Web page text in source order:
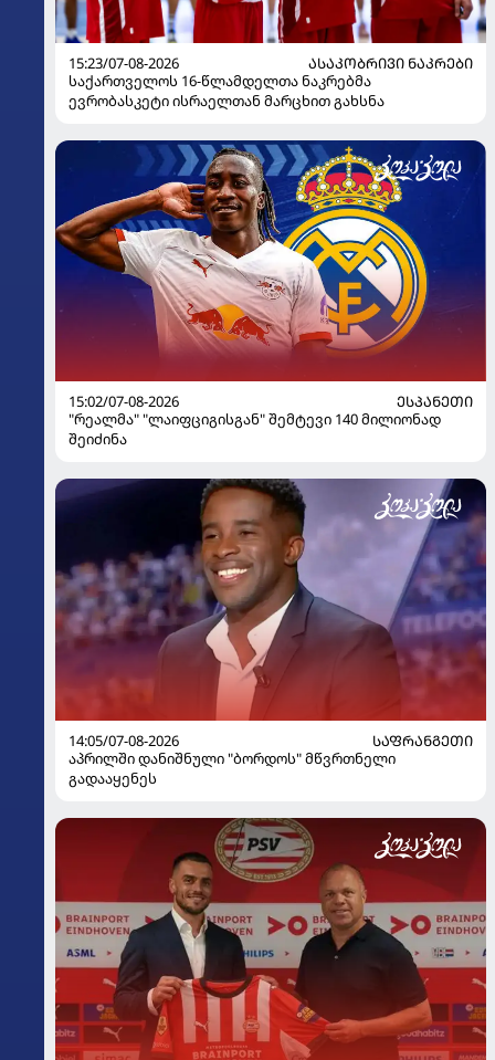
15:23/07-08-2026
ᲐᲡᲐᲙᲝᲑᲠᲘᲕᲘ ᲜᲐᲙᲠᲔᲑᲘ
საქართველოს 16-წლამდელთა ნაკრებმა
ევრობასკეტი ისრაელთან მარცხით გახსნა
15:02/07-08-2026
ᲔᲡᲞᲐᲜᲔᲗᲘ
"რეალმა" "ლაიფციგისგან" შემტევი 140 მილიონად
შეიძინა
14:05/07-08-2026
ᲡᲐᲤᲠᲐᲜᲒᲔᲗᲘ
აპრილში დანიშნული "ბორდოს" მწვრთნელი
გადააყენეს